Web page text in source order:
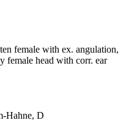
female with ex. angulation,
female head with corr. ear
Hahne, D